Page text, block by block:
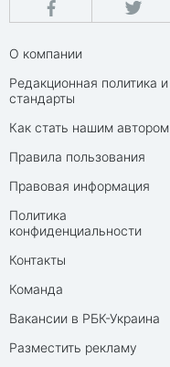
О компании
Редакционная политика и
стандарты
Как стать нашим автором
Правила пользования
Правовая информация
Политика
конфиденциальности
Контакты
Команда
Вакансии в РБК-Украина
Разместить рекламу